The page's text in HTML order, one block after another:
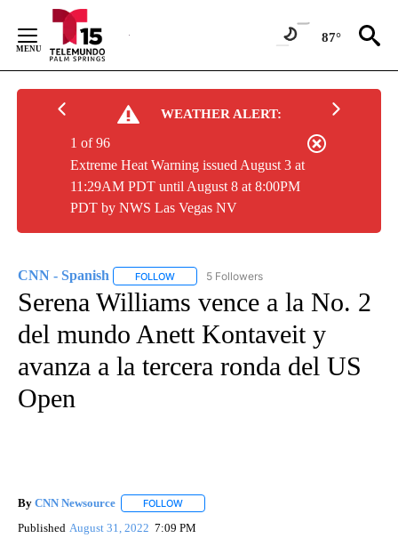
Content
87°
WEATHER ALERT:
Extreme Heat Warning issued August 3 at
11:29AM PDT until August 8 at 8:00PM
PDT by NWS Las Vegas NV
1 of 96
CNN - Spanish FOLLOW FOLLOW "CNN - SPANISH" TO RECEIVE
5 Followers
Serena Williams vence a la No. 2
del mundo Anett Kontaveit y
avanza a la tercera ronda del US
Open
By CNN Newsource FOLLOW
Published August 31, 2022 7:09 PM